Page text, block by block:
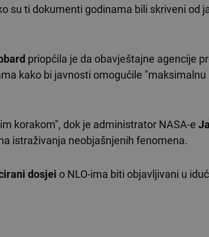
su ti dokumenti godinama bili skriveni od
priopćila je da obavještajne agencije
kako bi javnosti omogućile "maksimalnu
korakom", dok je administrator NASA-e
istraživanja neobjašnjenih fenomena.
dosjei o NLO-ima biti objavljivani u